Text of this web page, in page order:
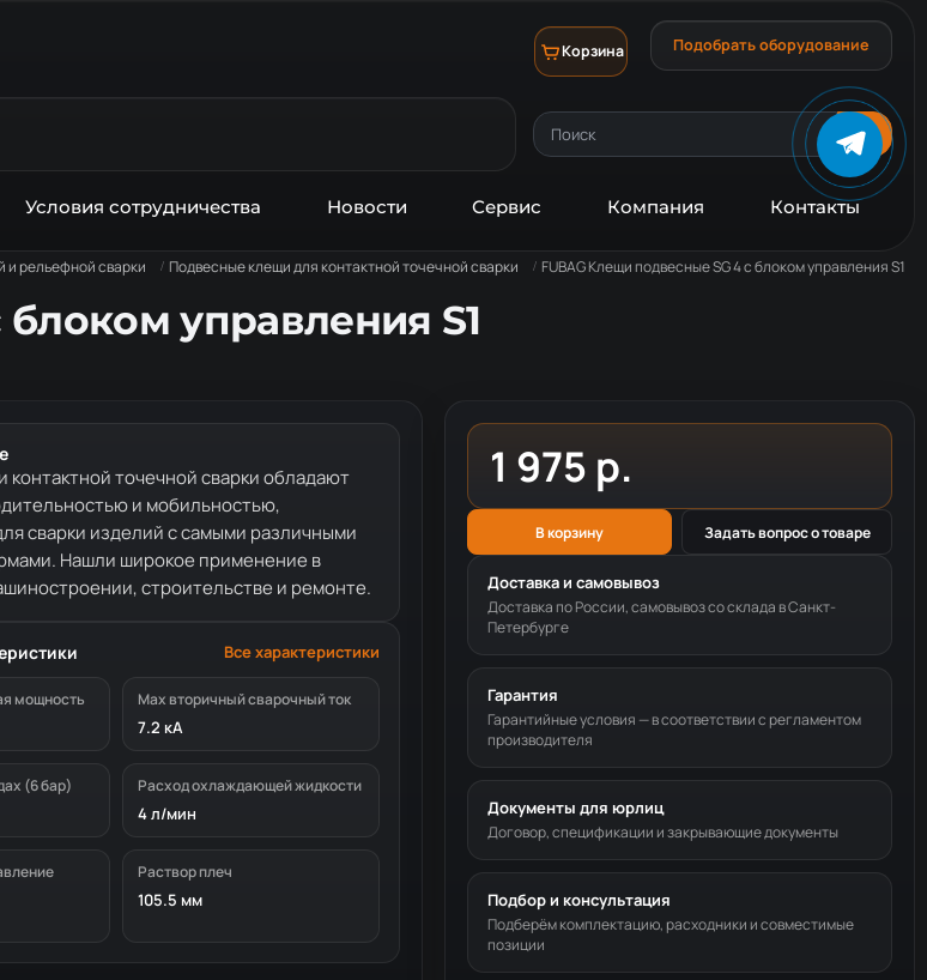
Корзина Подобрать оборудование
Условия сотрудничества Новости Сервис Компания Контакты
рельефной сварки Подвесные клещи для контактной точечной сварки FUBAG Клещи подвесные SG 4 с блоком управления S1
управления S1
точечной сварки обладают
и мобильностью,
сварки изделий с самыми различными
Нашли широкое применение в
строительстве и ремонте.
Все характеристики
мощность Мах вторичный сварочный ток
7.2 кА
(6 бар) Расход охлаждающей жидкости
4 л/мин
Раствор плеч
105.5 мм
1 975 р.
В корзину Задать вопрос о товаре
Доставка и самовывоз
Доставка по России, самовывоз со склада в Санкт-
Петербурге
Гарантия
Гарантийные условия — в соответствии с регламентом
производителя
Документы для юрлиц
Договор, спецификации и закрывающие документы
Подбор и консультация
Подберём комплектацию, расходники и совместимые
позиции